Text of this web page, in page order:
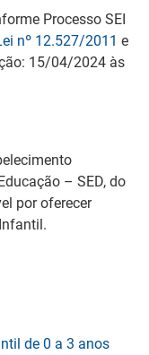
Processo SEI
nº 12.527/2011 e
15/04/2024 às
– SED, do
por oferecer
de 0 a 3 anos